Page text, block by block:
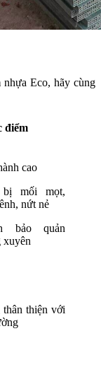
Eco, hãy cùng
điểm
cao
mối mọt,
nứt nẻ
bảo quản
xuyên
thân thiện với